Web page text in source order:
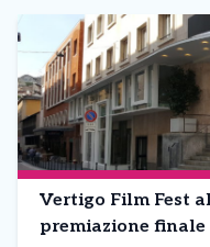
Vertigo Film Fest
premiazione finale